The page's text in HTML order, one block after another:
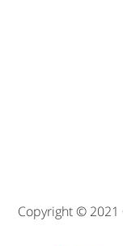
Copyright © 2021